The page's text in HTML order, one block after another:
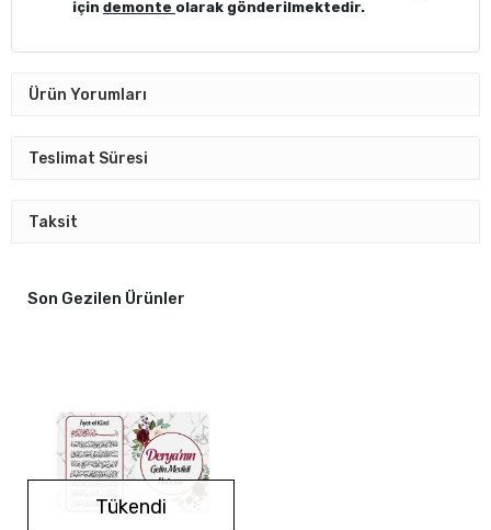
için demonte olarak gönderilmektedir.
Ürün Yorumları
Teslimat Süresi
Taksit
Son Gezilen Ürünler
Tükendi